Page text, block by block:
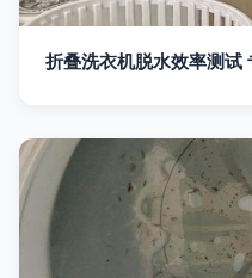
折叠洗衣机脱水效率测